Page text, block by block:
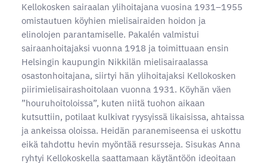
Kellokosken sairaalan ylihoitajana vuosina 1931–1955
omistautuen köyhien mielisairaiden hoidon ja
elinolojen parantamiselle. Pakalén valmistui
sairaanhoitajaksi vuonna 1918 ja toimittuaan ensin
Helsingin kaupungin Nikkilän mielisairaalassa
osastonhoitajana, siirtyi hän ylihoitajaksi Kellokosken
piirimielisairashoitolaan vuonna 1931. Köyhän väen
”houruhoitoloissa”, kuten niitä tuohon aikaan
kutsuttiin, potilaat kulkivat ryysyissä likaisissa, ahtaissa
ja ankeissa oloissa. Heidän paranemiseensa ei uskottu
eikä tahdottu hevin myöntää resursseja. Sisukas Anna
ryhtyi Kellokoskella saattamaan käytäntöön ideoitaan